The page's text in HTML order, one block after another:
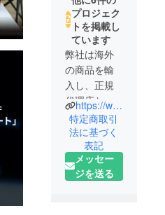
プロジェク
トを掲載し
ています
弊社は海外
の商品を輸
入し、正規
代理店とし
て様々な商
品を日本で
販売してい
ます。
アウトドア
https://wesma.jp
特定商取引
法に基づく
表記
メッセー
ジを送る